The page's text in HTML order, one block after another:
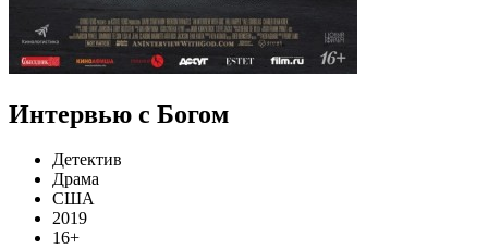
Интервью с Богом
Детектив
Драма
США
2019
16+